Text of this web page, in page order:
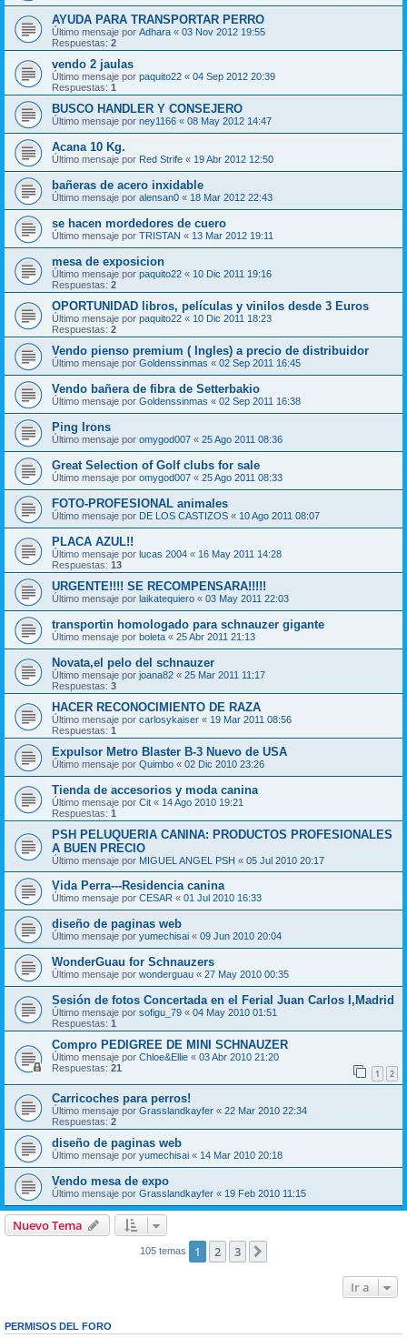
AYUDA PARA TRANSPORTAR PERRO
Último mensaje por Adhara « 03 Nov 2012 19:55
Respuestas: 2
vendo 2 jaulas
Último mensaje por paquito22 « 04 Sep 2012 20:39
Respuestas: 1
BUSCO HANDLER Y CONSEJERO
Último mensaje por ney1166 « 08 May 2012 14:47
Acana 10 Kg.
Último mensaje por Red Strife « 19 Abr 2012 12:50
bañeras de acero inxidable
Último mensaje por alensan0 « 18 Mar 2012 22:43
se hacen mordedores de cuero
Último mensaje por TRISTAN « 13 Mar 2012 19:11
mesa de exposicion
Último mensaje por paquito22 « 10 Dic 2011 19:16
Respuestas: 2
OPORTUNIDAD libros, películas y vinilos desde 3 Euros
Último mensaje por paquito22 « 10 Dic 2011 18:23
Respuestas: 2
Vendo pienso premium ( Ingles) a precio de distribuidor
Último mensaje por Goldenssinmas « 02 Sep 2011 16:45
Vendo bañera de fibra de Setterbakio
Último mensaje por Goldenssinmas « 02 Sep 2011 16:38
Ping Irons
Último mensaje por omygod007 « 25 Ago 2011 08:36
Great Selection of Golf clubs for sale
Último mensaje por omygod007 « 25 Ago 2011 08:33
FOTO-PROFESIONAL animales
Último mensaje por DE LOS CASTIZOS « 10 Ago 2011 08:07
PLACA AZUL!!
Último mensaje por lucas 2004 « 16 May 2011 14:28
Respuestas: 13
URGENTE!!!! SE RECOMPENSARA!!!!!
Último mensaje por laikatequiero « 03 May 2011 22:03
transportin homologado para schnauzer gigante
Último mensaje por boleta « 25 Abr 2011 21:13
Novata,el pelo del schnauzer
Último mensaje por joana82 « 25 Mar 2011 11:17
Respuestas: 3
HACER RECONOCIMIENTO DE RAZA
Último mensaje por carlosykaiser « 19 Mar 2011 08:56
Respuestas: 1
Expulsor Metro Blaster B-3 Nuevo de USA
Último mensaje por Quimbo « 02 Dic 2010 23:26
Tienda de accesorios y moda canina
Último mensaje por Cit « 14 Ago 2010 19:21
Respuestas: 1
PSH PELUQUERIA CANINA: PRODUCTOS PROFESIONALES
A BUEN PRECIO
Último mensaje por MIGUEL ANGEL PSH « 05 Jul 2010 20:17
Vida Perra---Residencia canina
Último mensaje por CESAR « 01 Jul 2010 16:33
diseño de paginas web
Último mensaje por yumechisai « 09 Jun 2010 20:04
WonderGuau for Schnauzers
Último mensaje por wonderguau « 27 May 2010 00:35
Sesión de fotos Concertada en el Ferial Juan Carlos I,Madrid
Último mensaje por sofigu_79 « 04 May 2010 01:51
Respuestas: 1
Compro PEDIGREE DE MINI SCHNAUZER
Último mensaje por Chloe&Ellie « 03 Abr 2010 21:20
Respuestas: 21 1 2
Carricoches para perros!
Último mensaje por Grasslandkayfer « 22 Mar 2010 22:34
Respuestas: 2
diseño de paginas web
Último mensaje por yumechisai « 14 Mar 2010 20:18
Vendo mesa de expo
Último mensaje por Grasslandkayfer « 19 Feb 2010 11:15
Nuevo Tema
105 temas 1 2 3
Ir a
PERMISOS DEL FORO